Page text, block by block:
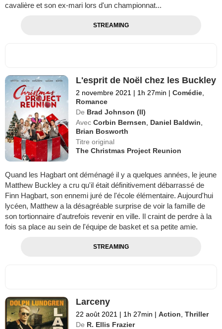
cavalière et son ex-mari lors d'un championnat...
STREAMING
L'esprit de Noël chez les Buckley
2 novembre 2021 | 1h 27min | Comédie
Romance
De Brad Johnson (II)
Avec Corbin Bernsen Daniel Baldwin
Brian Bosworth
Titre original
The Christmas Project Reunion
Quand les Hagbart ont déménagé il y a quelques années, le jeune
Matthew Buckley a cru qu'il était définitivement débarrassé de
Finn Hagbart, son ennemi juré de l'école élémentaire. Aujourd'hui
lycéen, Matthew a la désagréable surprise de voir la famille de
son tortionnaire d'autrefois revenir en ville. Il craint de perdre à la
fois sa place au sein de l'équipe de basket et sa petite amie.
STREAMING
Larceny
22 août 2021 | 1h 27min | Action ,Thriller
De R. Ellis Frazier